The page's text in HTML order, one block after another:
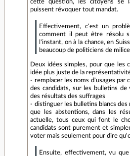
cette question, les citoyens se
puissent révoquer tout mandat.
Effectivement, c'est un
comment il peut être résolu
l'instant, on à la chance, en
beaucoup de politiciens de
Deux idées simples, pour que les
idée plus juste de la
- remplacer les noms d'usages par
des candidats, sur les bulletins
des résultats des suffrages
- distinguer les bulletins blancs des
que les abstentions, dans les
actuelle, tous ceux qui font le
candidats sont purement et
voter mais seulement pour dire
Ensuite, effectivement, vu